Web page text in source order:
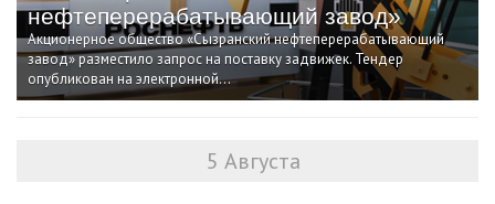
нефтеперерабатывающий завод»
Акционерное общество «Сызранский нефтеперерабатывающий
завод» разместило запрос на поставку задвижек. Тендер
опубликован на электронной...
5 Августа